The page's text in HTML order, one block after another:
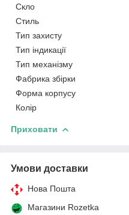
Скло
Стиль
Тип захисту
Тип індикації
Тип механізму
Фабрика збірки
Форма корпусу
Колір
Приховати
Умови доставки
Нова Пошта
Магазини Rozetka